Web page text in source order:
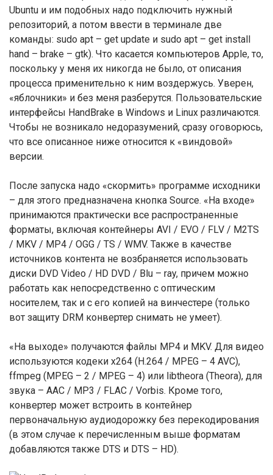
Ubuntu и им подобных надо подключить нужный
репозиторий, а потом ввести в терминале две
команды: sudo apt – get update и sudo apt – get install
hand – brake – gtk). Что касается компьютеров Apple, то,
поскольку у меня их никогда не было, от описания
процесса применительно к ним воздержусь. Уверен,
«яблочники» и без меня разберутся. Пользовательские
интерфейсы HandBrake в Windows и Linux различаются.
Чтобы не возникало недоразумений, сразу оговорюсь,
что все описанное ниже относится к «виндовой»
версии.
После запуска надо «скормить» программе исходники
– для этого предназначена кнопка Source. «На входе»
принимаются практически все распространенные
форматы, включая контейнеры AVI / EVO / FLV / M2TS
/ MKV / MP4 / OGG / TS / WMV. Также в качестве
источников контента не возбраняется использовать
диски DVD Video / HD DVD / Blu – ray, причем можно
работать как непосредственно с оптическим
носителем, так и с его копией на винчестере (только
вот защиту DRM конвертер снимать не умеет).
«На выходе» получаются файлы MP4 и MKV. Для видео
используются кодеки х264 (Н.264 / MPEG – 4 AVC),
ffmpeg (MPEG – 2 / MPEG – 4) или libtheora (Theora), для
звука – ААС / MP3 / FLAC / Vorbis. Кроме того,
конвертер может встроить в контейнер
первоначальную аудиодорожку без перекодирования
(в этом случае к перечисленным выше форматам
добавляются также DTS и DTS – HD).